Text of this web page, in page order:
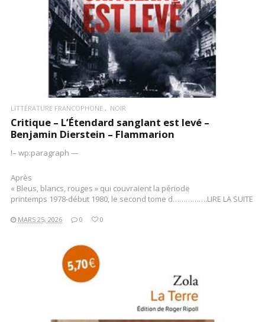
LITTÉRATURE FRANCOPHONE NOIR
Critique – L’Étendard sanglant est levé –
Benjamin Dierstein – Flammarion
!– wp:paragraph —
Après
« Bleus, blancs, rouges » qui couvraient la période
printemps 1978-début 1980, le second tome d…………….LIRE LA SUITE
MARS 25, 2026 0 0